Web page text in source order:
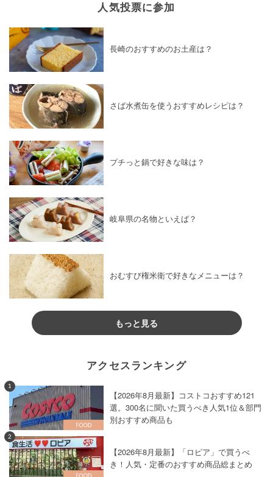
人気投票に参加
長崎のおすすめのお土産は？
さば水煮缶を使うおすすめレシピは？
プチっと鍋で好きな味は？
岐阜県の名物といえば？
おむすび権米衛で好きなメニューは？
もっと見る
アクセスランキング
1
【2026年8月最新】コストコおすすめ121
選。300名に聞いた買うべき人気1位＆部門
別おすすめ商品も
2
【2026年8月最新】「ロピア」で買うべ
き！人気・定番のおすすめ商品総まとめ